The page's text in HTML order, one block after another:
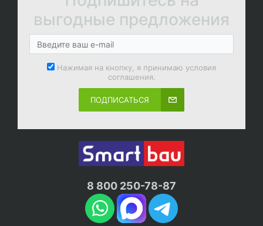
выгодные предложения
Нажимая на кнопку, я принимаю условия
соглашения.
ПОДПИСАТЬСЯ
8 800 250-78-87